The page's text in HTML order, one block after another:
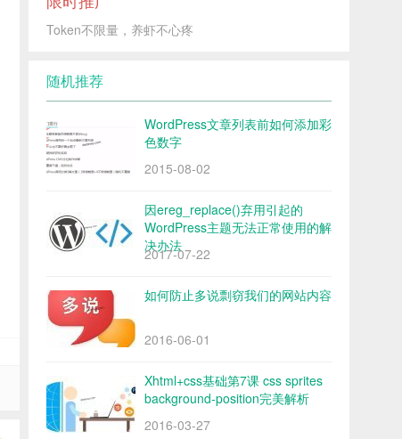
Token不限量，养虾不心疼
随机推荐
WordPress文章列表前如何添加彩
色数字
2015-08-02
因ereg_replace()弃用引起的
WordPress主题无法正常使用的解
决办法
2017-07-22
如何防止多说剽窃我们的网站内容
2016-06-01
Xhtml+css基础第7课 css sprites
background-position完美解析
2016-03-27